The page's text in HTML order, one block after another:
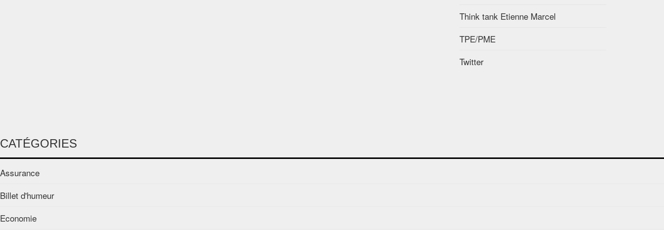
Think tank Etienne Marcel
TPE/PME
Twitter
CATÉGORIES
Assurance
Billet d'humeur
Economie